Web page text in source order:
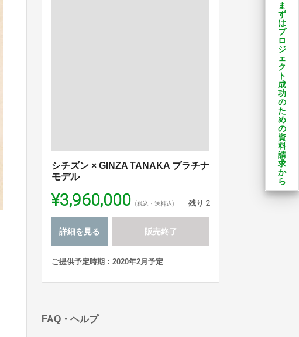
シチズン × GINZA TANAKA プラチナ
モデル
¥3,960,000 (税込・送料込) 残り 2
詳細を見る 販売終了
ご提供予定時期：2020年2月予定
FAQ・ヘルプ
ま
ず
は
プ
ロ
ジ
ェ
ク
ト
成
功
の
た
め
の
資
料
請
求
か
ら